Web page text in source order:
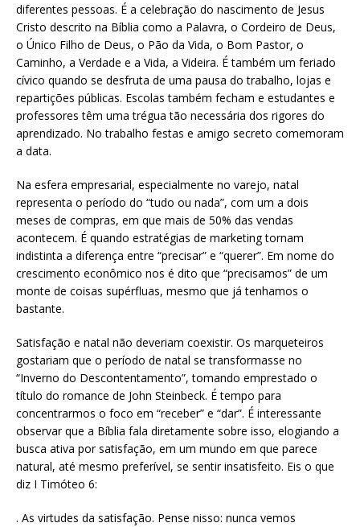
diferentes pessoas. É a celebração do nascimento de Jesus
Cristo descrito na Bíblia como a Palavra, o Cordeiro de Deus,
o Único Filho de Deus, o Pão da Vida, o Bom Pastor, o
Caminho, a Verdade e a Vida, a Videira. É também um feriado
cívico quando se desfruta de uma pausa do trabalho, lojas e
repartições públicas. Escolas também fecham e estudantes e
professores têm uma trégua tão necessária dos rigores do
aprendizado. No trabalho festas e amigo secreto comemoram
a data.
Na esfera empresarial, especialmente no varejo, natal
representa o período do “tudo ou nada”, com um a dois
meses de compras, em que mais de 50% das vendas
acontecem. É quando estratégias de marketing tornam
indistinta a diferença entre “precisar” e “querer”. Em nome do
crescimento econômico nos é dito que “precisamos” de um
monte de coisas supérfluas, mesmo que já tenhamos o
bastante.
Satisfação e natal não deveriam coexistir. Os marqueteiros
gostariam que o período de natal se transformasse no
“Inverno do Descontentamento”, tomando emprestado o
título do romance de John Steinbeck. É tempo para
concentrarmos o foco em “receber” e “dar”. É interessante
observar que a Bíblia fala diretamente sobre isso, elogiando a
busca ativa por satisfação, em um mundo em que parece
natural, até mesmo preferível, se sentir insatisfeito. Eis o que
diz I Timóteo 6:
. As virtudes da satisfação. Pense nisso: nunca vemos